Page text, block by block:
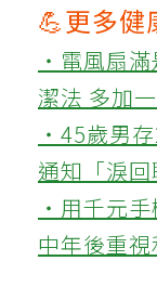
💪更多健
‧電風扇
潔法 多加
‧45歲男
通知「淚
‧用千元
中年後重